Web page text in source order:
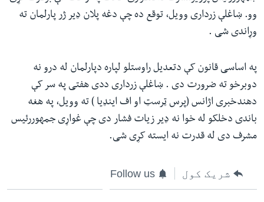
لاړ
شئ
ژبې
وو. ښاغلې زرداری وویل، توقع ده چې دغه پلان ډیر ژر پارلمان ته
وړاندی شی .
په اساسی قانون کې دتعدیل راوستلو لپاره دپارلمان له درو نه
دوبرخو ته ضرورت دی . ښاغلې زرداری ددی هفتی په سر کې
دهندخبری اژانس ‏(‎پرس ټرسټ او اف اینډیا ‏‏)‎ ته وویل، په هغه
باندی دخلکو له خوا نه ډیر زیات فشار دی چې غواړی جمهوررئیس
مشرف دی له قدرت نه ایسته کړی شی.
شریک کول Follow us